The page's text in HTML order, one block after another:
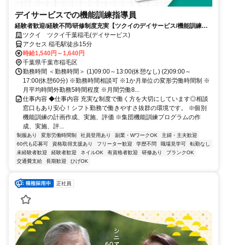
デイサービスでの機能訓練指導員
経験者歓迎/経験不問/研修制度充実【ツクイのデイサービス/機能訓練指
導員求人】
ツクイ ツクイ千葉稲毛(デイサービス)
アクセス 稲毛駅徒歩15分
時給1,540円～1,640円
千葉県千葉市稲毛区
勤務時間 ＜勤務時間＞ (1)09:00～13:00(休憩なし) (2)09:00～
17:00(休憩60分) ※勤務時間相談可 ※1か月単位の変形労働時間制 ※
月平均時間外勤務5時間程度 ※月間労働8...
仕事内容 ◆仕事内容 充実な制度で働く方を大切にしています◎相談
窓口もあり安心！シフト勤務で働きやすさ抜群の環境です。 ※個別
機能訓練の計画作成、実施、評価 ※集団機能訓練プログラムの作
成、実施、評...
制服あり 変形労働時間制 社員登用あり 副業・WワークOK
主婦・主夫歓迎
60代も応募可
資格取得支援あり フリーター歓迎 学歴不問 職場見学可
転勤なし
未経験者歓迎
経験者歓迎 ネイルOK 有資格者歓迎 研修あり
ブランクOK
交通費支給
長期歓迎 ひげOK
正社員